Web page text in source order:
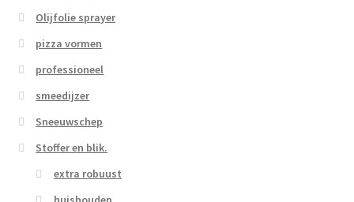
Olijfolie sprayer
pizza vormen
professioneel
smeedijzer
Sneeuwschep
Stoffer en blik.
extra robuust